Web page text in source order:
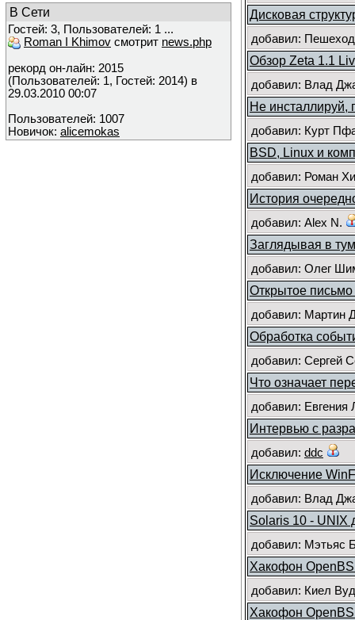
В Сети
Гостей: 3, Пользователей: 1 ...
Roman I Khimov смотрит news.php
рекорд он-лайн: 2015
(Пользователей: 1, Гостей: 2014) в
29.03.2010 00:07
Пользователей: 1007
Новичок: alicemokas
Дисковая
добавил:
Обзор Zeta 1.1
добавил: Влад
Не инсталлируй,
добавил: Курт
BSD, Linux и
добавил: Роман
История
добавил: Alex N.
Заглядывая в
добавил: Олег
Открытое
добавил: Мартин
Обработка
добавил: Сергей
Что означает
добавил: Евгения
Интервью с
добавил: ddc
Исключение
добавил: Влад
Solaris 10 - UNIX
добавил: Мэтьяс
Хакофон
добавил: Киел
Хакофон